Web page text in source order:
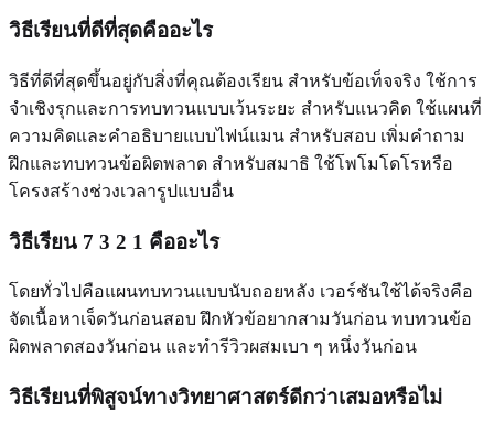
วิธีเรียนที่ดีที่สุดคืออะไร
วิธีที่ดีที่สุดขึ้นอยู่กับสิ่งที่คุณต้องเรียน สำหรับข้อเท็จจริง ใช้การ
จำเชิงรุกและการทบทวนแบบเว้นระยะ สำหรับแนวคิด ใช้แผนที่
ความคิดและคำอธิบายแบบไฟน์แมน สำหรับสอบ เพิ่มคำถาม
ฝึกและทบทวนข้อผิดพลาด สำหรับสมาธิ ใช้โพโมโดโรหรือ
โครงสร้างช่วงเวลารูปแบบอื่น
วิธีเรียน 7 3 2 1 คืออะไร
โดยทั่วไปคือแผนทบทวนแบบนับถอยหลัง เวอร์ชันใช้ได้จริงคือ
จัดเนื้อหาเจ็ดวันก่อนสอบ ฝึกหัวข้อยากสามวันก่อน ทบทวนข้อ
ผิดพลาดสองวันก่อน และทำรีวิวผสมเบา ๆ หนึ่งวันก่อน
วิธีเรียนที่พิสูจน์ทางวิทยาศาสตร์ดีกว่าเสมอหรือไม่